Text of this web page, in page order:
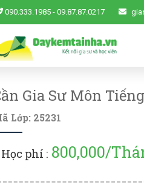
090.333.1985 - 09.87.87.0217
Gia Sư Môn
Lớp: 25231
Học phí : 800,000/